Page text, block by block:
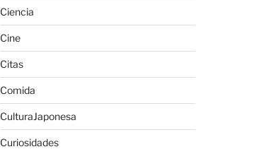
Ciencia
Cine
Citas
Comida
CulturaJaponesa
Curiosidades